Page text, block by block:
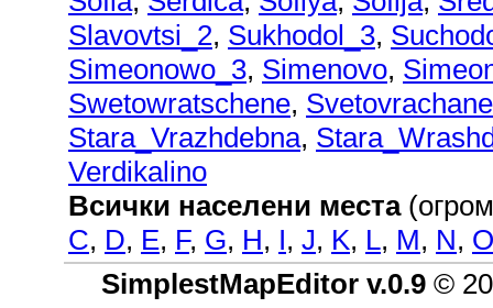
Slavovtsi_2, Sukhodol_3,
Simeonowo_3, Simenovo,
Swetowratschene, Svetovrachane
Stara_Vrazhdebna,
Verdikalino
Всички населени места
C, D, E, F, G, H, I, J, K, L, M, N, O
SimplestMapEditor v.0.9 ©